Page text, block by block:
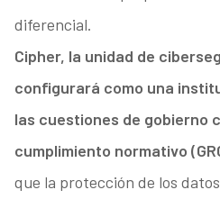
diferencial.
Cipher, la unidad de
configurará como una
las cuestiones de gobierno
cumplimiento normativo
que la protección de los